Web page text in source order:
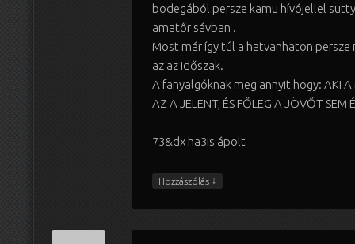
bodegából persze kamu hívójellel
amatőr sávban .
Most már így túl a hatvanhaton persze
az az időszak.
A fanyalgóknak meg annyit hogy: AKI A
AZ A JELENT, ÉS FŐLEG A JÖVŐT SEM
73&dx ha3is ápolt
Hozzászólás ↓